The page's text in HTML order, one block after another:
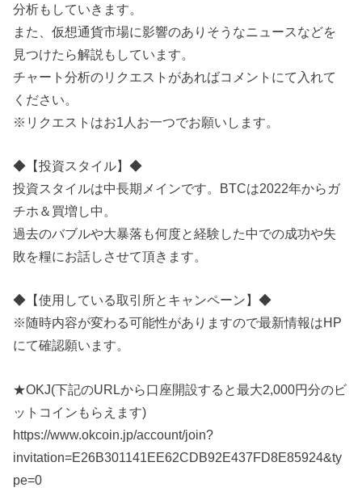
分析もしていきます。
また、仮想通貨市場に影響のありそうなニュースなどを
見つけたら解説もしています。
チャート分析のリクエストがあればコメントにて入れて
ください。
※リクエストはお1人お一つでお願いします。
◆【投資スタイル】◆
投資スタイルは中長期メインです。BTCは2022年からガ
チホ＆買増し中。
過去のバブルや大暴落も何度と経験した中での成功や失
敗を糧にお話しさせて頂きます。
◆【使用している取引所とキャンペーン】◆
※随時内容が変わる可能性がありますので最新情報はHP
にて確認願います。
★OKJ(下記のURLから口座開設すると最大2,000円分のビ
ットコインもらえます)
https://www.okcoin.jp/account/join?
invitation=E26B301141EE62CDB92E437FD8E85924&ty
pe=0